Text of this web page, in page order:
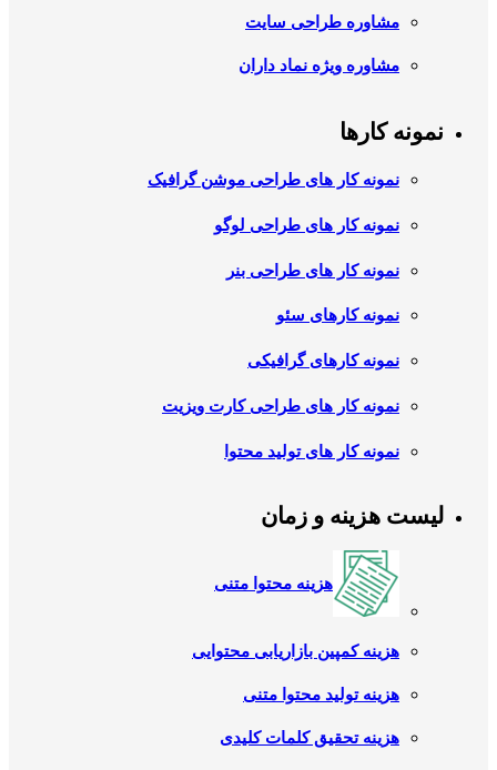
مشاوره طراحی سایت
مشاوره ویژه نماد داران
نمونه کارها
نمونه کار های طراحی موشن گرافیک
نمونه کار های طراحی لوگو
نمونه کار های طراحی بنر
نمونه کارهای سئو
نمونه کارهای گرافیکی
نمونه کار های طراحی کارت ویزیت
نمونه کار های تولید محتوا
لیست هزینه و زمان
هزینه محتوا متنی
هزینه کمپین بازاریابی محتوایی
هزینه تولید محتوا متنی
هزینه تحقیق کلمات کلیدی